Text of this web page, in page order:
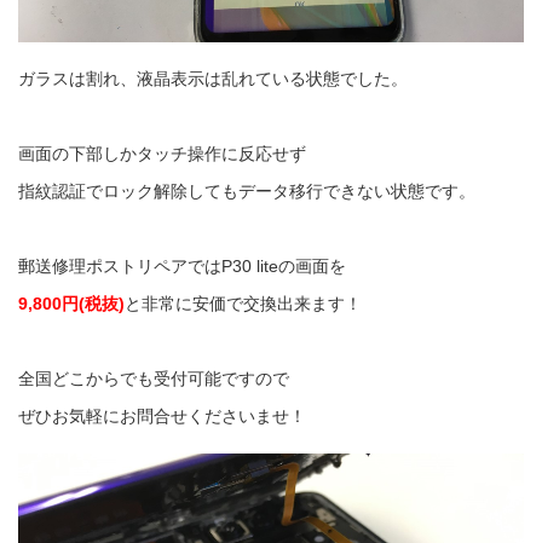
ガラスは割れ、液晶表示は乱れている状態でした。
画面の下部しかタッチ操作に反応せず
指紋認証でロック解除してもデータ移行できない状態です。
郵送修理ポストリペアではP30 liteの画面を
9,800円(税抜)と非常に安価で交換出来ます！
全国どこからでも受付可能ですので
ぜひお気軽にお問合せくださいませ！